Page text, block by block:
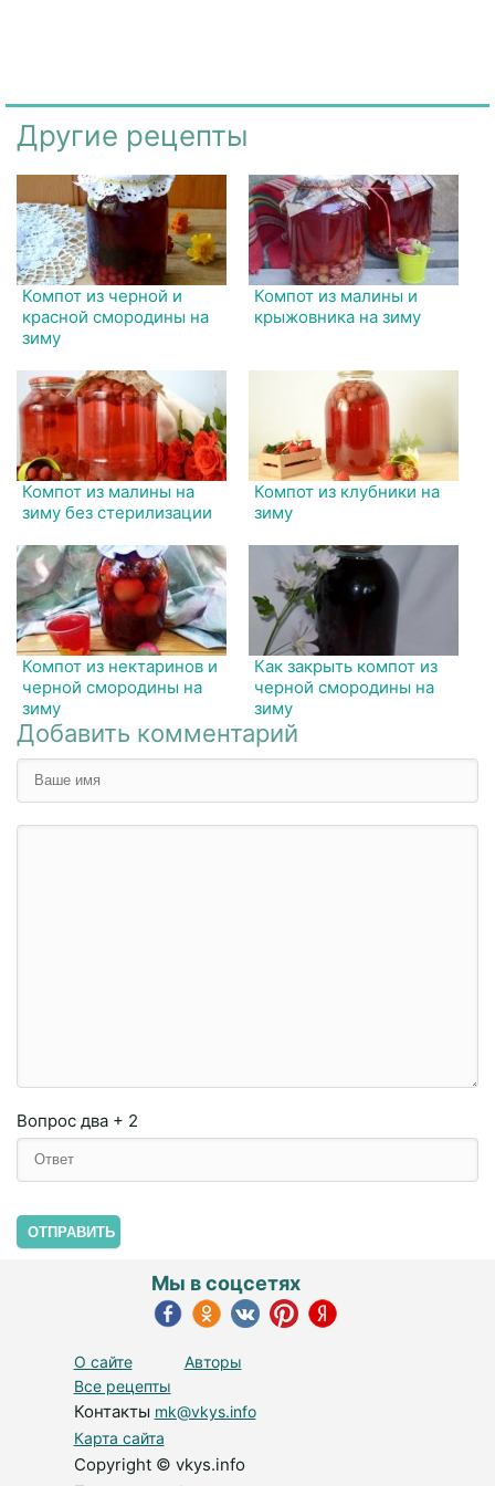
Другие рецепты
Компот из черной и
красной смородины на
зиму
Компот из малины и
крыжовника на зиму
Компот из малины на
зиму без стерилизации
Компот из клубники на
зиму
Компот из нектаринов и
черной смородины на
зиму
Как закрыть компот из
черной смородины на
зиму
Добавить комментарий
Вопрос два + 2
ОТПРАВИТЬ
О сайте
Авторы
Все рецепты
Контакты mk@vkys.info
Карта сайта
Copyright © vkys.info
Мы в соцсетях